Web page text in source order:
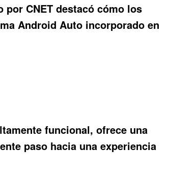
CNET destacó cómo los
Android Auto incorporado en
funcional, ofrece una
paso hacia una experiencia